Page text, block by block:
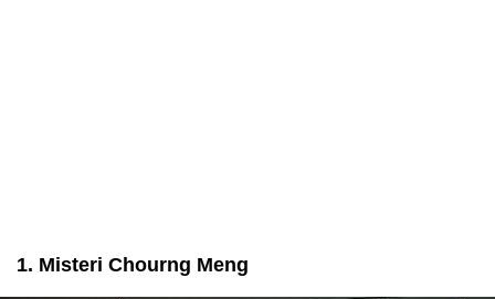
1. Misteri Chourng Meng